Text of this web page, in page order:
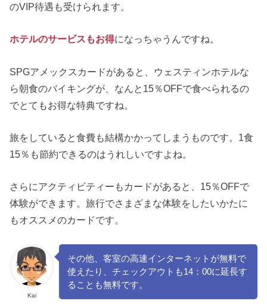
のVIP待遇も受けられます。
ホテルのサービスもお得になっちゃうんですね。
SPGアメックスカードがあると、ウェスティンホテルな
ら朝食のバイキングが、なんと15％OFFで食べられるの
でとてもお得な特典ですね。
旅をしていると食費も結構かかってしまうものです。1食
15％も節約できるのはうれしいですよね。
さらにアクティビティーもカードがあると、15％OFFで
体験ができます。旅行でさまざまな体験をしたいかたに
もオススメのカードです。
Kai
その他、客室の高速インターネットが無料で
使えたり、チェックアウトも14：00に延長す
ることも無料です。